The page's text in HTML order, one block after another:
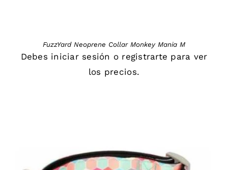
FuzzYard Neoprene Collar Monkey Mania M
Debes iniciar sesión o registrarte para ver
los precios.